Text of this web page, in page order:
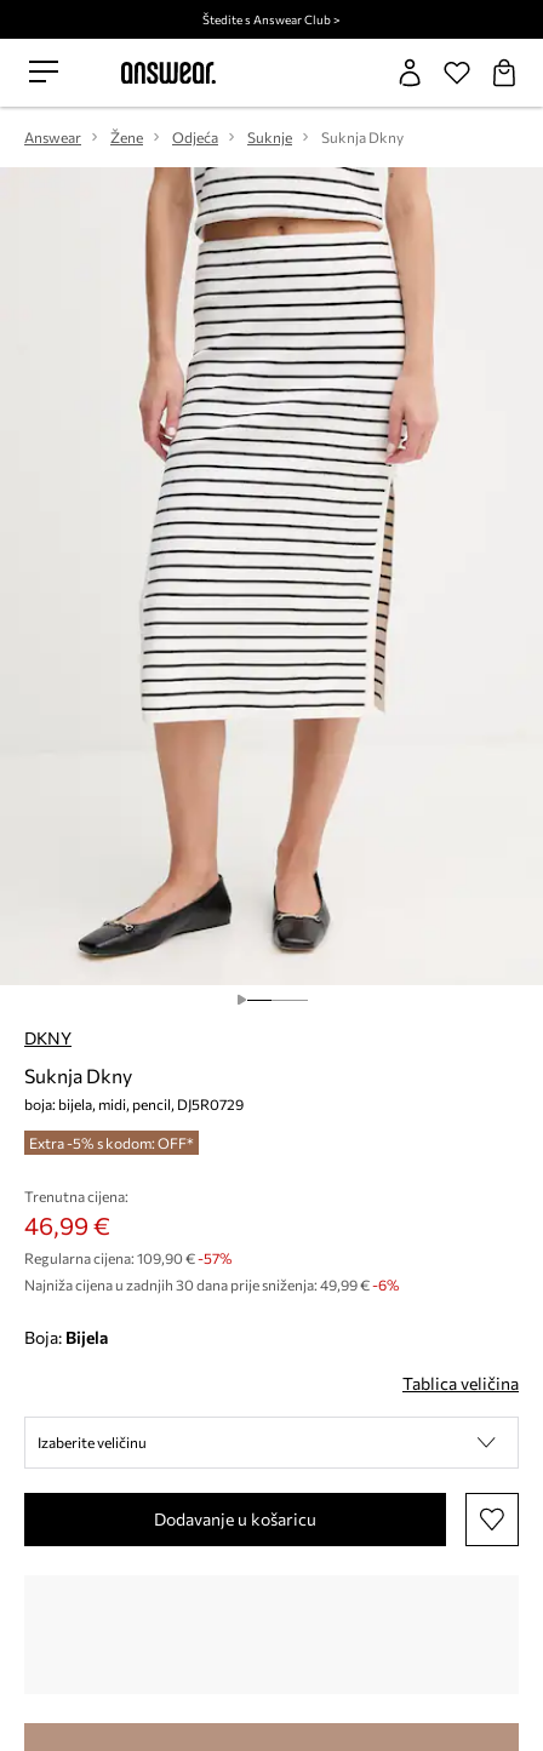
Štedite s Answear Club >
Answear Žene Odjeća Suknje Suknja Dkny
DKNY
Suknja Dkny
boja: bijela, midi, pencil, DJ5R0729
Extra -5% s kodom: OFF*
Trenutna cijena:
46,99 €
Regularna cijena: 109,90 €-57%
Najniža cijena u zadnjih 30 dana prije sniženja: 49,99 € -6%
Boja: bijela
Tablica veličina
Izaberite veličinu
Dodavanje u košaricu